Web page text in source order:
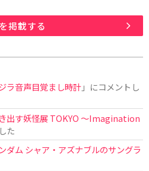
掲載する
ラ音声目覚まし時計」にコメントし
出す妖怪展 TOKYO 〜Imagination
た
ダム シャア・アズナブルのサングラ